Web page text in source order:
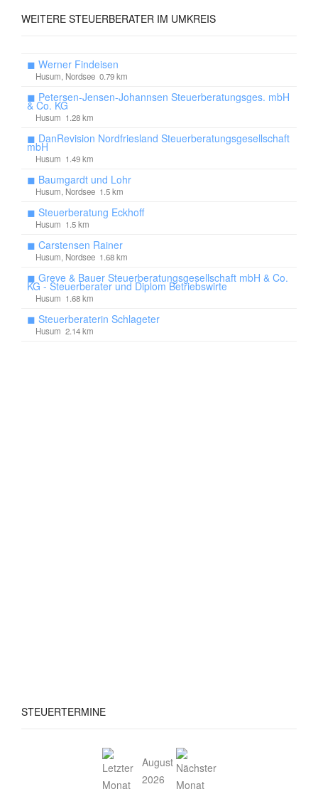
WEITERE STEUERBERATER IM UMKREIS
◼ Werner Findeisen
Husum, Nordsee 0.79 km
◼ Petersen-Jensen-Johannsen Steuerberatungsges. mbH
& Co. KG
Husum 1.28 km
◼ DanRevision Nordfriesland Steuerberatungsgesellschaft
mbH
Husum 1.49 km
◼ Baumgardt und Lohr
Husum, Nordsee 1.5 km
◼ Steuerberatung Eckhoff
Husum 1.5 km
◼ Carstensen Rainer
Husum, Nordsee 1.68 km
◼ Greve & Bauer Steuerberatungsgesellschaft mbH & Co.
KG - Steuerberater und Diplom Betriebswirte
Husum 1.68 km
◼ Steuerberaterin Schlageter
Husum 2.14 km
STEUERTERMINE
August
2026